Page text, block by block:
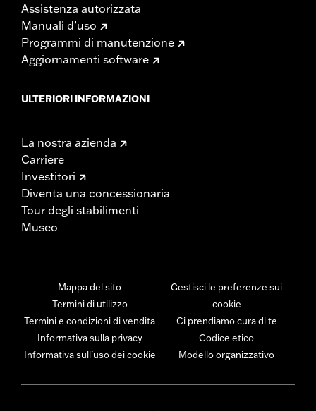
Assistenza autorizzata
Manuali d’uso
Programmi di manutenzione
Aggiornamenti software
ULTERIORI INFORMAZIONI
La nostra azienda
Carriere
Investitori
Diventa una concessionaria
Tour degli stabilimenti
Museo
Mappa del sito
Termini di utilizzo
Termini e condizioni di vendita
Informativa sulla privacy
Informativa sull’uso dei cookie
Gestisci le preferenze sui
cookie
Ci prendiamo cura di te
Codice etico
Modello organizzativo